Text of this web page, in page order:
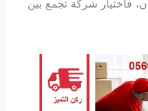
فاختيار شركة تجمع بين